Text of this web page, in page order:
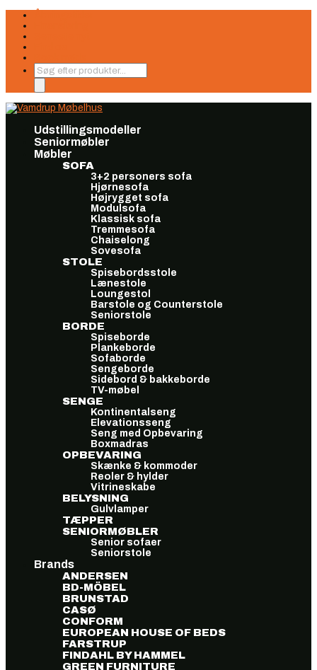
Products
search
Udstillingsmodeller
Seniormøbler
Møbler
SOFA
3+2 personers sofa
Hjørnesofa
Højrygget sofa
Modulsofa
Klassisk sofa
Tremmesofa
Chaiselong
Sovesofa
STOLE
Spisebordsstole
Lænestole
Loungestol
Barstole og Counterstole
Seniorstole
BORDE
Spiseborde
Plankeborde
Sofaborde
Sengeborde
Sidebord & bakkeborde
TV-møbel
SENGE
Kontinentalseng
Elevationsseng
Seng med Opbevaring
Boxmadras
OPBEVARING
Skænke & kommoder
Reoler & hylder
Vitrineskabe
BELYSNING
Gulvlamper
TÆPPER
SENIORMØBLER
Senior sofaer
Seniorstole
Brands
ANDERSEN
BD-MÖBEL
BRUNSTAD
CASØ
CONFORM
EUROPEAN HOUSE OF BEDS
FARSTRUP
FINDAHL BY HAMMEL
GREEN FURNITURE